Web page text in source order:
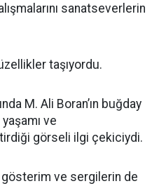
sanatseverlerin
taşıyordu.
M. Ali Boran’ın buğday
ve
görseli ilgi çekiciydi.
ve sergilerin de